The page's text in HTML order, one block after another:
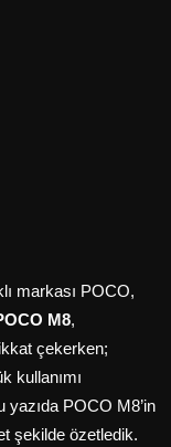
markası POCO,
M8,
çekerken;
kullanımı
yazıda POCO M8’in
şekilde özetledik.